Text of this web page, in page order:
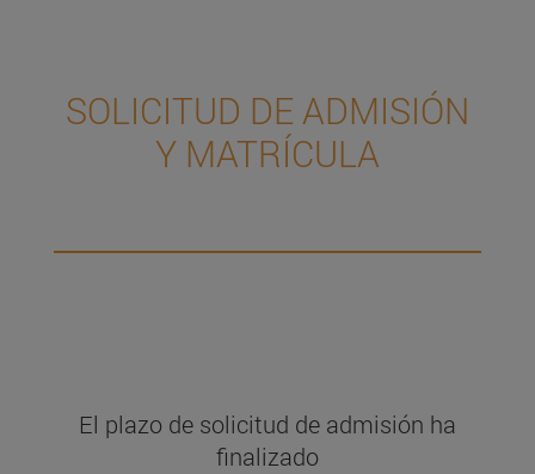
SOLICITUD DE ADMISIÓN
Y MATRÍCULA
El plazo de solicitud de admisión ha
finalizado